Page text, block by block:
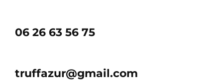
06 26 63 56 75
truffazur@gmail.com